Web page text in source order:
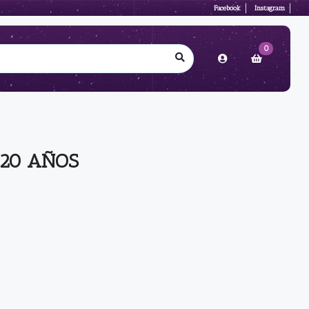
Facebook Instagram
0
AÑOS